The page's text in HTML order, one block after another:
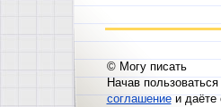
© Могу писать
Начав
соглашениеи даёте